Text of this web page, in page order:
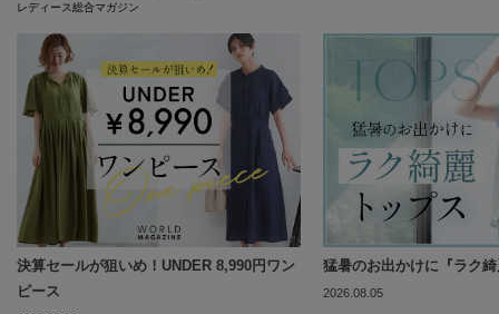
レディース総合マガジン
決算セールが狙いめ！UNDER 8,990円ワン
ピース
猛暑のお出かけに『ラク
2026.08.05